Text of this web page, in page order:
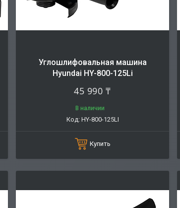
Углошлифовальная машина
Hyundai HY-800-125Li
45 990 ₸
В наличии
HY-800-125LI
Купить